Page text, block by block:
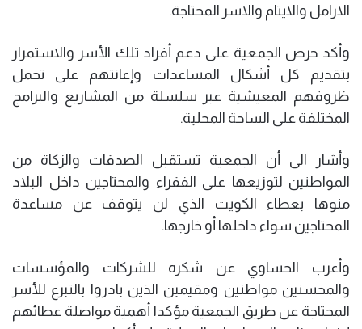
الارامل والايتام والاسر المحتاجة.
وأكد حرص الجمعية على دعم أفراد تلك الأسر والاستمرار
بتقديم كل أشكال المساعدات وإعانتهم على تحمل
ظروفهم المعيشية عبر سلسلة من المشاريع والبرامج
المختلفة على الساحة المحلية.
وأشار الى أن الجمعية تستقبل الصدقات والزكاة من
المواطنين لتوزيعها على الفقراء والمحتاجين داخل البلاد
منوها بعطاء الكويت الذي لن يتوقف عن مساعدة
المحتاجين سواء داخلها أو خارجها.
وأعرب الحساوي عن شكره للشركات والمؤسسات
والمحسنين مواطنين ومقيمين الذين بادروا بالتبرع للأسر
المحتاجة عن طريق الجمعية مؤكدا أهمية مواصلة عطائهم